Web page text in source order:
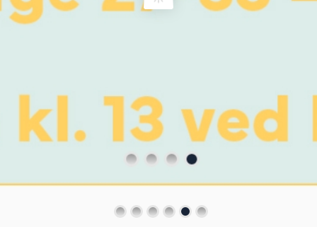
Von Oberbergs